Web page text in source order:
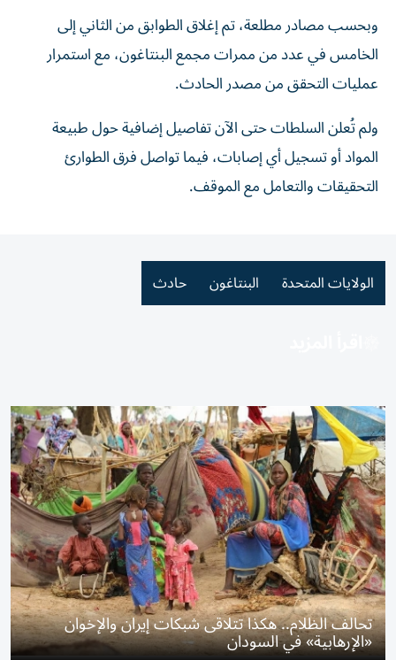
وبحسب مصادر مطلعة، تم إغلاق الطوابق من الثاني إلى
الخامس في عدد من ممرات مجمع البنتاغون، مع استمرار
عمليات التحقق من مصدر الحادث.
ولم تُعلن السلطات حتى الآن تفاصيل إضافية حول طبيعة
المواد أو تسجيل أي إصابات، فيما تواصل فرق الطوارئ
التحقيقات والتعامل مع الموقف.
الولايات المتحدة البنتاغون حادث
تحالف الظلام.. هكذا تتلاقى شبكات إيران والإخوان
«الإرهابية» في السودان